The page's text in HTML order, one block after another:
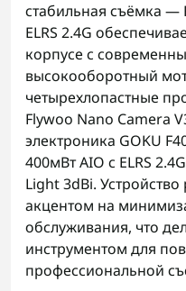
стабильная съёмка —
ELRS 2.4G
корпусе с
высокооборотный
четырехлопастные
Flywoo Nano Camera
электроника GOKU
400мВт AIO с ELRS
Light 3dBi.
акцентом на
обслуживания, что
инструментом для
профессиональной